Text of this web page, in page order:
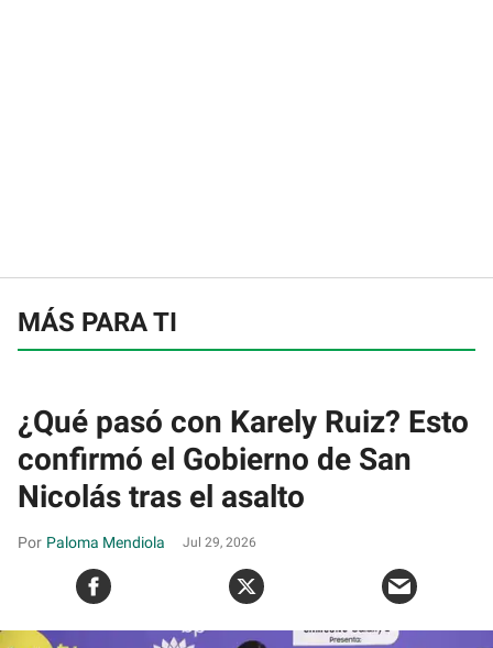
MÁS PARA TI
¿Qué pasó con Karely Ruiz? Esto
confirmó el Gobierno de San
Nicolás tras el asalto
Paloma Mendiola Jul 29, 2026